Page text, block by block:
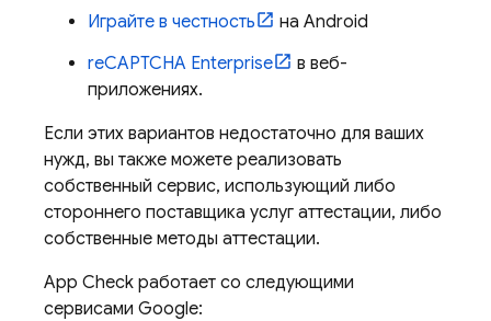
Играйте в честность
на Android
reCAPTCHA Enterprise
в веб-
приложениях.
Если этих вариантов недостаточно для ваших
нужд, вы также можете реализовать
собственный сервис, использующий либо
стороннего поставщика услуг аттестации, либо
собственные методы аттестации.
App Check работает со следующими
сервисами Google: